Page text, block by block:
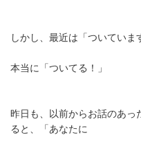
しかし、最近は「ついていま
本当に「ついてる！」
昨日も、以前からお話のあっ
ると、「あなたに